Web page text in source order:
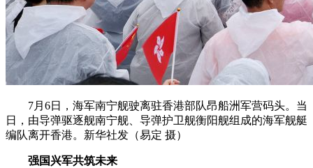
7月6日，海军南宁舰驶离驻香港部队昂船洲军营码头。当
日，由导弹驱逐舰南宁舰、导弹护卫舰衡阳舰组成的海军舰艇
编队离开香港。新华社发（易定 摄）
强国兴军共筑未来